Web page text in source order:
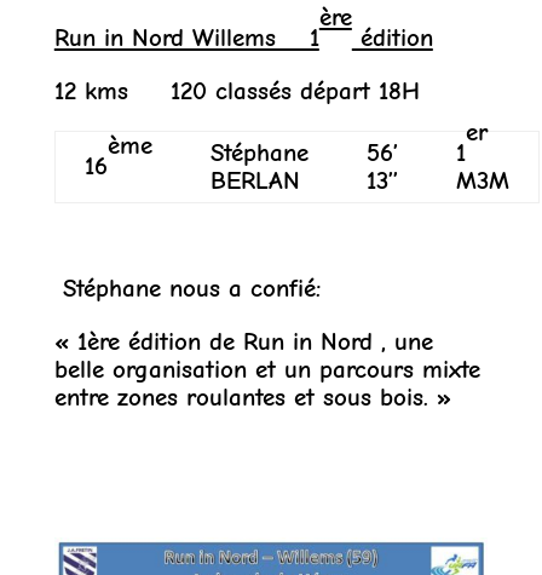
Run in Nord Willems 1
ère
édition
12 kms 120 classés départ 18H
16
ème
Stéphane
BERLAN
56’
13’’
1
er
M3M
Stéphane nous a confié:
« 1ère édition de Run in Nord , une
belle organisation et un parcours mixte
entre zones roulantes et sous bois. »